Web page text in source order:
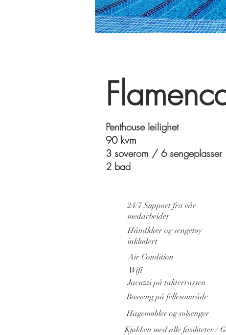
Penthouse leilighet
90 kvm
3 soverom / 6 sengeplasser
2 bad
24/7 Support fra vår
medarbeider
Håndklær og sengetøy
inkludert
Air Condition
Wifi
Jacuzzi på takterrassen
Basseng på fellesområde
Hagemøbler og solsenger
Kjøkken med alle fasiliteter /